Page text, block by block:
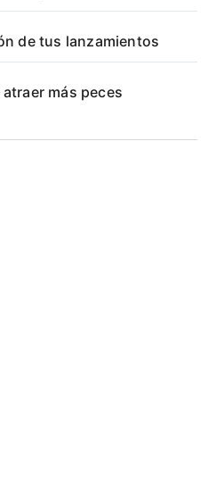
de tus lanzamientos
más peces